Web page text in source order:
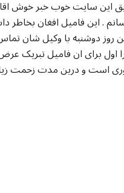
روز دوشنبه با وکیل شان
برای ان فامیل تبریک
است و درين مدت زحمت